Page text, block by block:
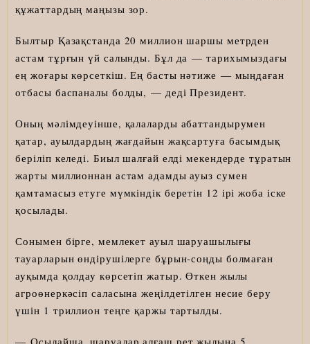
құжаттардың маңызы зор.
Былтыр Қазақстанда 20 миллион шаршы метрден
астам тұрғын үй салынды. Бұл да — тарихымыздағы
ең жоғары көрсеткіш. Ең басты нәтиже — мыңдаған
отбасы баспаналы болды, — деді Президент.
Оның мәлімдеуінше, қалаларды абаттандырумен
қатар, ауылдардың жағдайын жақсартуға басымдық
беріліп келеді. Биыл шалғай елді мекендерде тұратын
жарты миллионнан астам адамды ауыз сумен
қамтамасыз етуге мүмкіндік беретін 12 ірі жоба іске
қосылады.
Сонымен бірге, мемлекет ауыл шаруашылығы
тауарларын өндірушілерге бұрын-соңды болмаған
ауқымда қолдау көрсетіп жатыр. Өткен жылы
агроөнеркәсіп саласына жеңілдетілген несие беру
үшін 1 триллион теңге қаржы тартылды.
— Осылайша, шаруалар алғаш рет жылына 5